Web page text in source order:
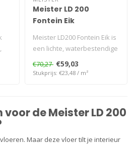
Meister LD 200
Fontein Eik
Meister LD200 Fontein Eik is
een lichte, waterbestendige
€70,27 €59,03
Stukprijs: €23,48 / m²
de Meister LD 200
Maar deze vloer tilt je interieur